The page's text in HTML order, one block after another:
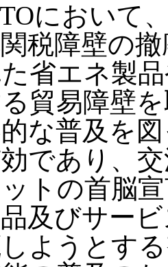
において
税障壁の
省エネ製
貿易障壁
な普及を
であり、
トの首脳
及びサー
ようとす